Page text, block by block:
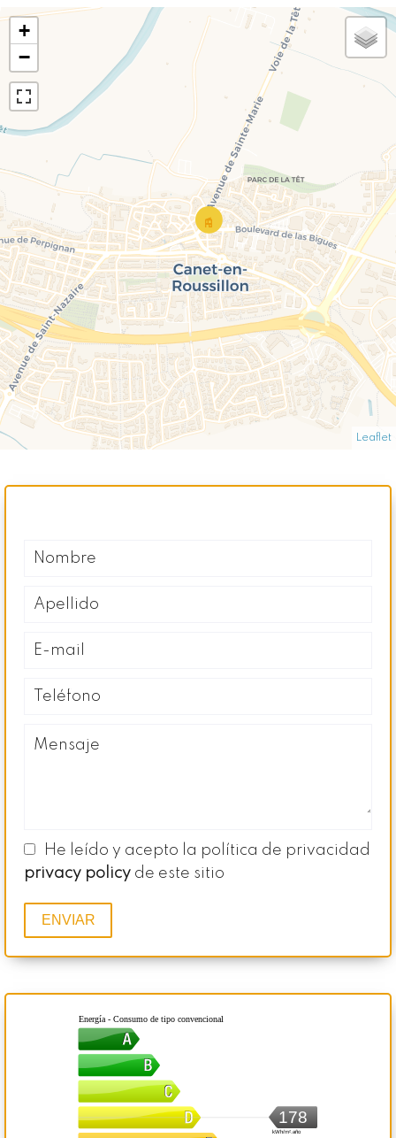
+
−
Leaflet
He leído y acepto la política de privacidad
privacy policy de este sitio
ENVIAR
Energía - Consumo de tipo convencional
178
kWh/m².año